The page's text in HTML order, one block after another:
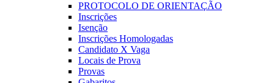
PROTOCOLO DE ORIENTAÇÃO
Inscrições
Isenção
Inscrições Homologadas
Candidato X Vaga
Locais de Prova
Provas